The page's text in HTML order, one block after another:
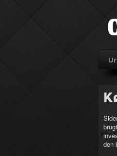
den